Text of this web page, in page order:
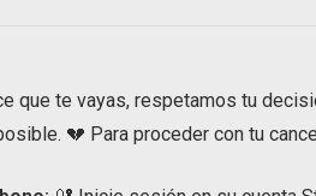
que te vayas, respetamos tu
💔 Para proceder con tu